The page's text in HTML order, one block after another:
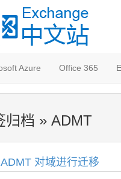
Azure Office 365
归档 » ADMT
对域进行迁移